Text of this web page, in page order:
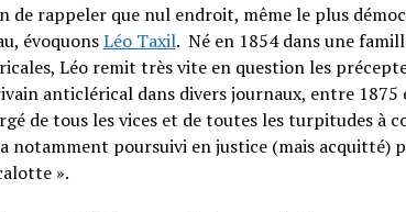
de rappeler que nul endroit, même le plus
évoquonsLéo Taxil. Né en 1854 dans une
Léo remit très vite en question les
anticlérical dans divers journaux, entre 1875
de tous les vices et de toutes les turpitudes à
notamment poursuivi en justice (mais acquitté)
».